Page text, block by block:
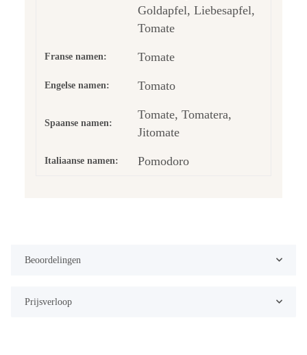
Goldapfel, Liebesapfel,
Tomate
Franse namen: Tomate
Engelse namen: Tomato
Spaanse namen:
Tomate, Tomatera,
Jitomate
Italiaanse namen: Pomodoro
Beoordelingen
Prijsverloop